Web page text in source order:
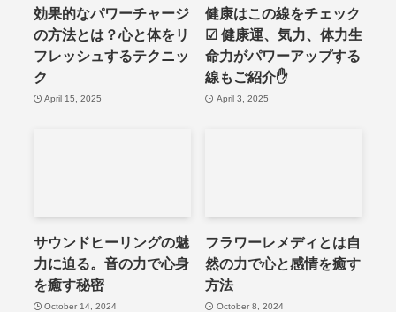
効果的なパワーチャージ
の方法とは？心と体をリ
フレッシュするテクニッ
ク
April 15, 2025
健康はこの線をチェック
☑ 健康運、気力、体力生
命力がパワーアップする
線もご紹介✋
April 3, 2025
サウンドヒーリングの魅
力に迫る。音の力で心身
を癒す秘密
October 14, 2024
フラワーレメディとは自
然の力で心と感情を癒す
方法
October 8, 2024